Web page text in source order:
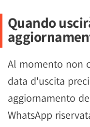
Quando
Al momento non
data d'uscita
aggiornamento
WhatsApp